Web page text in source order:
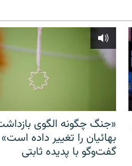
«جنگ چگونه الگوی
بهائیان را تغییر داده
گفت‌وگو با پدیده ثابتی